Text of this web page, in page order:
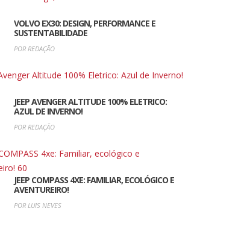
VOLVO EX30: DESIGN, PERFORMANCE E
SUSTENTABILIDADE
POR REDAÇÃO
JEEP AVENGER ALTITUDE 100% ELETRICO:
AZUL DE INVERNO!
POR REDAÇÃO
JEEP COMPASS 4XE: FAMILIAR, ECOLÓGICO E
AVENTUREIRO!
POR LUIS NEVES